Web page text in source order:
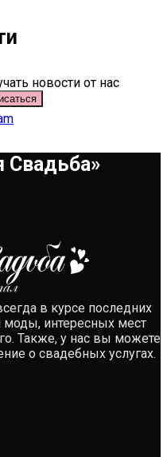
новости от нас
Свадьба»
в курсе последних
моды, интересных мест
Также, у нас вы можете
о свадебных услугах.